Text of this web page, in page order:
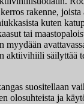
rakenne,
kuten
tai
myydään
aktiivihiili säilyttää
suositellaan
olosuhteista ja